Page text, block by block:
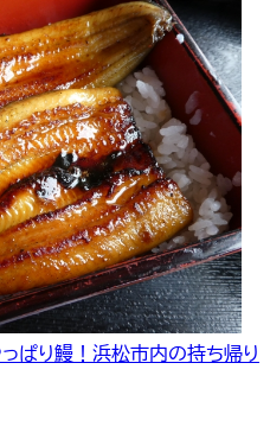
ぱり鰻！浜松市内の持ち帰り